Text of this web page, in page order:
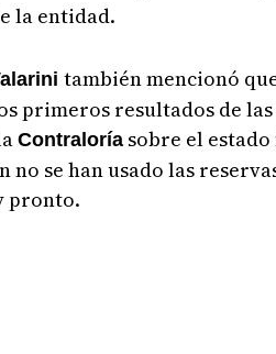
la entidad.
también mencionó
primeros resultados de
Contraloríasobre el
no se han usado las
pronto.